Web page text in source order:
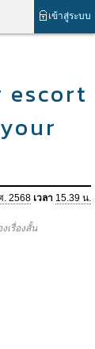
เข้าสู่ระบบ
escort
. 2568 เวลา 15.39 น.
เรื่องสั้น